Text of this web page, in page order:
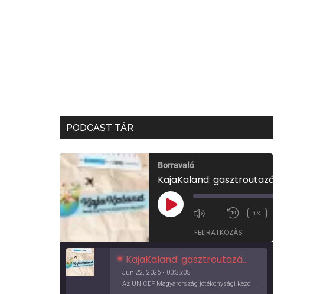
PODCAST TÁR
Borravaló
PLAY
EPISODE
1X
FELIRATKOZÁS
KajaKaland: gasztroutazás a föld körül
Jun 22, 2026 • 00:35:05
Az UNICEF Magyarország jótékonysági kezdeményezése izgalmas, egész éves világkörüli ízutazásra hív, igazi családi program és gasztroedukáció, illetve segítség a rászorulóknak is egyben.